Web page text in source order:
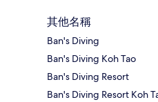
其他名稱
Ban's Diving
Ban's Diving Koh Tao
Ban's Diving Resort
Ban's Diving Resort Koh